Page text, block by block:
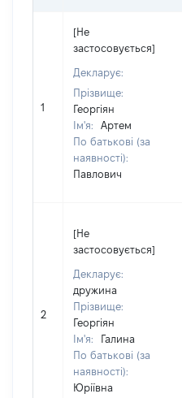
1
[Не
застосовується]
Декларує:
Прізвище:
Георгіян
Ім'я:
Артем
По батькові (за
наявності):
Павлович
2
[Не
застосовується]
Декларує:
дружина
Прізвище:
Георгіян
Ім'я:
Галина
По батькові (за
наявності):
Юріївна